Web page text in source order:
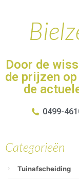
Door de
de prijzen
de
0499-
Categorieën
Tuinafscheiding